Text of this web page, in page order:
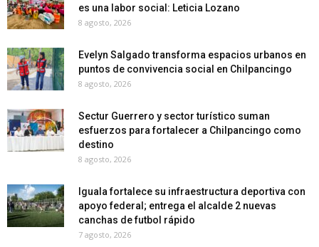
es una labor social: Leticia Lozano
8 agosto, 2026
Evelyn Salgado transforma espacios urbanos en
puntos de convivencia social en Chilpancingo
8 agosto, 2026
Sectur Guerrero y sector turístico suman
esfuerzos para fortalecer a Chilpancingo como
destino
8 agosto, 2026
Iguala fortalece su infraestructura deportiva con
apoyo federal; entrega el alcalde 2 nuevas
canchas de futbol rápido
7 agosto, 2026